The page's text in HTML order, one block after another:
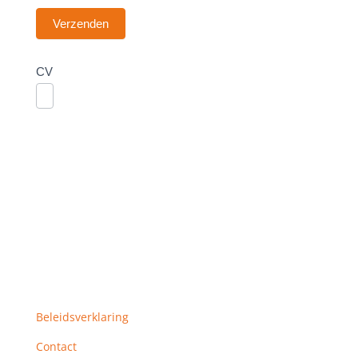
Verzenden
CV
Beleidsverklaring
Contact